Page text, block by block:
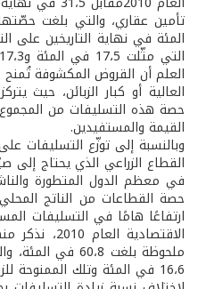
المئة في نهاية التاريخين على
العلم أن القروض المكشوفة تُمنح
العالية أو كبار الزبائن، حيث
حصة هذه التسليفات من
القيمة والمستفيدين.
وبالنسبة إلى توزّع التسليفات
القطاع الزراعي الذي يحتاج
في معظم الدول المتطورة
حصة القطاعات من الناتج
ارتفاعًا هامًا في التسليفات
الاقتصادية
ملحوظة بلغت 60،8